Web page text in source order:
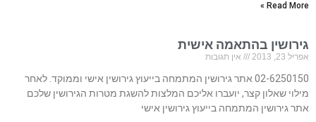
Read More »
גירושין בהתאמה אישית
אפריל 23, 2013 אין תגובות
02-6250150 אתר גירושין המתמחה בייעוץ גירושין אישי וממוקד. לאחר
מילוי שאלון קצר, יועברו אליכם המלצות להשגת מטרות הגירושין שלכם
אתר גירושין המתמחה בייעוץ גירושין אישי